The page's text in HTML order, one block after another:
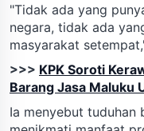
"Tidak ada yang
negara, tidak ada
masyarakat
>>> KPK Soroti
Barang Jasa Maluku
Ia menyebut tuduhan